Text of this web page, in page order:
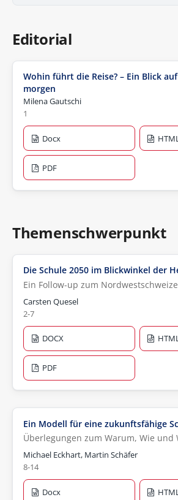
Editorial
Wohin führt die Reise? – Ein Blick
morgen
Milena Gautschi
1
Docx
PDF
Themenschwerpunkt
Die Schule 2050 im Blickwinkel der
Ein Follow-up zum
Carsten Quesel
2-7
DOCX
PDF
Ein Modell für eine zukunftsfähige
Überlegungen zum Warum, Wie und
Michael Eckhart, Martin Schäfer
8-14
Docx